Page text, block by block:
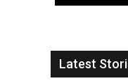
Latest